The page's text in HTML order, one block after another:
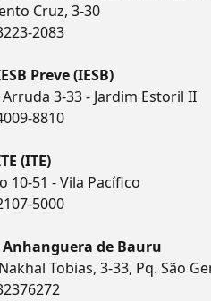
Cruz, 3-30
2083
Preve (IESB)
3-33 - Jardim Estoril II
8810
(ITE)
10-51 - Vila Pacífico
5000
Anhanguera de Bauru
Tobias, 3-33, Pq. São